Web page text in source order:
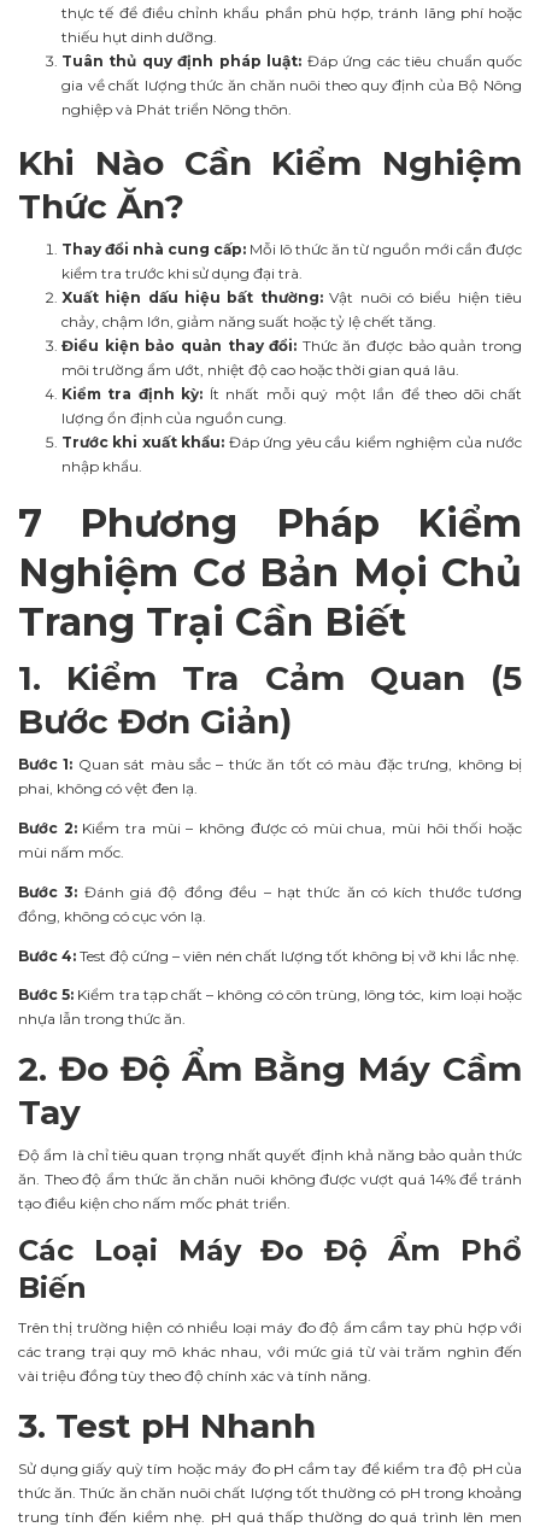
thực tế để điều chỉnh khẩu phần phù hợp, tránh lãng phí hoặc
thiếu hụt dinh dưỡng.
Tuân thủ quy định pháp luật: Đáp ứng các tiêu chuẩn quốc
gia về chất lượng thức ăn chăn nuôi theo quy định của Bộ Nông
nghiệp và Phát triển Nông thôn.
Khi Nào Cần Kiểm Nghiệm
Thức Ăn?
Thay đổi nhà cung cấp: Mỗi lô thức ăn từ nguồn mới cần được
kiểm tra trước khi sử dụng đại trà.
Xuất hiện dấu hiệu bất thường:Vật nuôi có biểu hiện tiêu
chảy, chậm lớn, giảm năng suất hoặc tỷ lệ chết tăng.
Điều kiện bảo quản thay đổi: Thức ăn được bảo quản trong
môi trường ẩm ướt, nhiệt độ cao hoặc thời gian quá lâu.
Kiểm tra định kỳ: Ít nhất mỗi quý một lần để theo dõi chất
lượng ổn định của nguồn cung.
Trước khi xuất khẩu: Đáp ứng yêu cầu kiểm nghiệm của nước
nhập khẩu.
7 Phương Pháp Kiểm
Nghiệm Cơ Bản Mọi Chủ
Trang Trại Cần Biết
1. Kiểm Tra Cảm Quan (5
Bước Đơn Giản)
Bước 1: Quan sát màu sắc – thức ăn tốt có màu đặc trưng, không bị
phai, không có vệt đen lạ.
Bước 2:Kiểm tra mùi – không được có mùi chua, mùi hôi thối hoặc
mùi nấm mốc.
Bước 3: Đánh giá độ đồng đều – hạt thức ăn có kích thước tương
đồng, không có cục vón lạ.
Bước 4: Test độ cứng – viên nén chất lượng tốt không bị vỡ khi lắc nhẹ.
Bước 5: Kiểm tra tạp chất – không có côn trùng, lông tóc, kim loại hoặc
nhựa lẫn trong thức ăn.
2. Đo Độ Ẩm Bằng Máy Cầm
Tay
Độ ẩm là chỉ tiêu quan trọng nhất quyết định khả năng bảo quản thức
ăn. Theo độ ẩm thức ăn chăn nuôi không được vượt quá 14% để tránh
tạo điều kiện cho nấm mốc phát triển.
Các Loại Máy Đo Độ Ẩm Phổ
Biến
Trên thị trường hiện có nhiều loại máy đo độ ẩm cầm tay phù hợp với
các trang trại quy mô khác nhau, với mức giá từ vài trăm nghìn đến
vài triệu đồng tùy theo độ chính xác và tính năng.
3. Test pH Nhanh
Sử dụng giấy quỳ tím hoặc máy đo pH cầm tay để kiểm tra độ pH của
thức ăn. Thức ăn chăn nuôi chất lượng tốt thường có pH trong khoảng
trung tính đến kiềm nhẹ. pH quá thấp thường do quá trình lên men